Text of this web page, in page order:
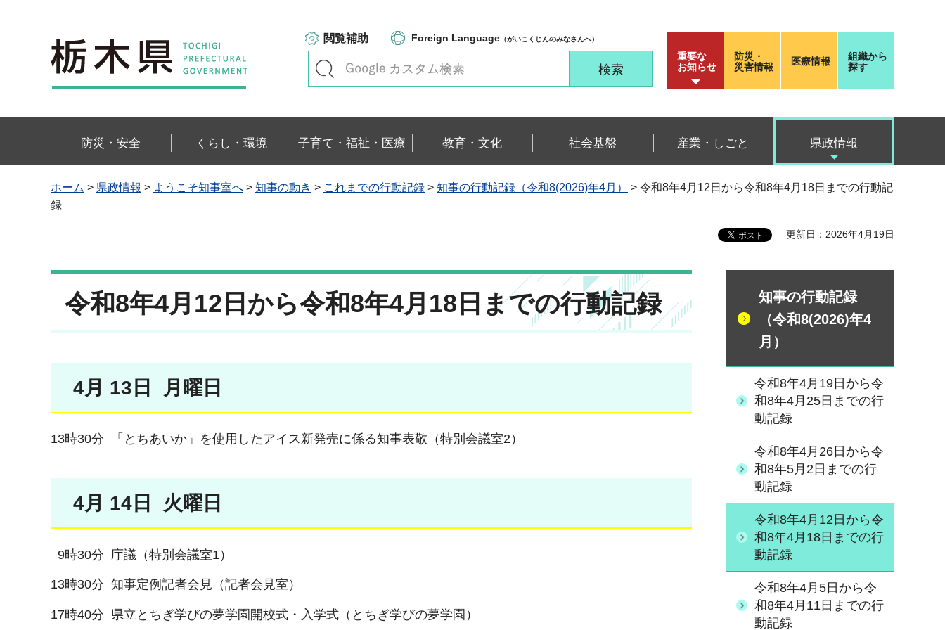
栃木県
閲覧補助 Foreign Language （がいこくじんのみなさんへ）
重要な
お知らせ
防災・
災害情報
医療情報
組織から
探す
防災・安全 くらし・環境 子育て・福祉・医療 教育・文化 社会基盤 産業・しごと 県政情報
ホーム > 県政情報 > ようこそ知事室へ > 知事の動き > これまでの行動記録 > 知事の行動記録（令和8(2026)年4月）
> 令和8年4月12日から令和8年4月18日までの行動記
録
更新日：2026年4月19日
令和8年4月12日から令和8年4月18日までの行動記録
4月 13日 月曜日
13時30分 「とちあいか」を使用したアイス新発売に係る知事表敬（特別会議室2）
4月 14日 火曜日
9時30分 庁議（特別会議室1）
13時30分 知事定例記者会見（記者会見室）
17時40分 県立とちぎ学びの夢学園開校式・入学式（とちぎ学びの夢学園）
知事の行動記録
（令和8(2026)年4
月）
令和8年4月19日から令
和8年4月25日までの行
動記録
令和8年4月26日から令
和8年5月2日までの行
動記録
令和8年4月12日から令
和8年4月18日までの行
動記録
令和8年4月5日から令
和8年4月11日までの行
動記録